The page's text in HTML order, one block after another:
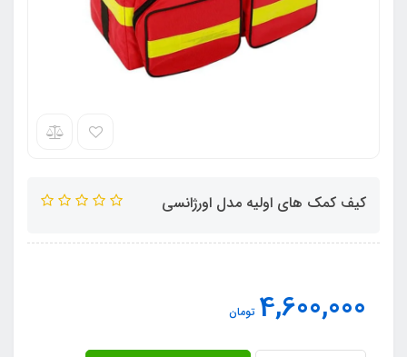
کیف کمک های اولیه مدل اورژانسی
4,600,000 تومان